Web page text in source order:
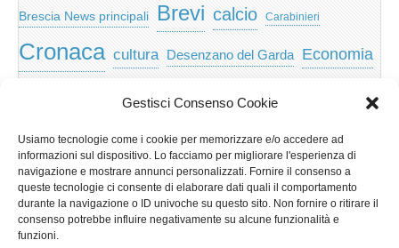
Gestisci Consenso Cookie
Usiamo tecnologie come i cookie per memorizzare e/o accedere ad
informazioni sul dispositivo. Lo facciamo per migliorare l'esperienza di
navigazione e mostrare annunci personalizzati. Fornire il consenso a
queste tecnologie ci consente di elaborare dati quali il comportamento
durante la navigazione o ID univoche su questo sito. Non fornire o ritirare il
consenso potrebbe influire negativamente su alcune funzionalità e
funzioni.
Brescia News principali Brevi calcio Carabinieri
Cronaca cultura Desenzano del Garda Economia
lago di garda Musica Nera news Notizie
Notizie dal Garda
Notizie Lombardia
Notizie per categoria Notizie Provincia di Brescia